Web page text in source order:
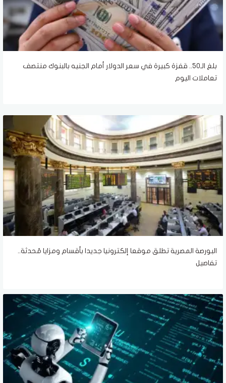
بلغ الـ50.. قفزة كبيرة في سعر الدولار أمام الجنيه بالبنوك منتصف
تعاملات اليوم
البورصة المصرية تطلق موقعا إلكترونيا جديدا بأقسام ومزايا مُحدثة..
تفاصيل